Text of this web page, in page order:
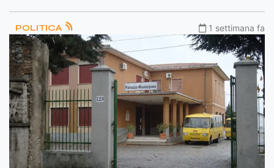
POLITICA 1 settimana fa